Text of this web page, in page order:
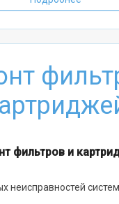
фильтров и
неисправностей